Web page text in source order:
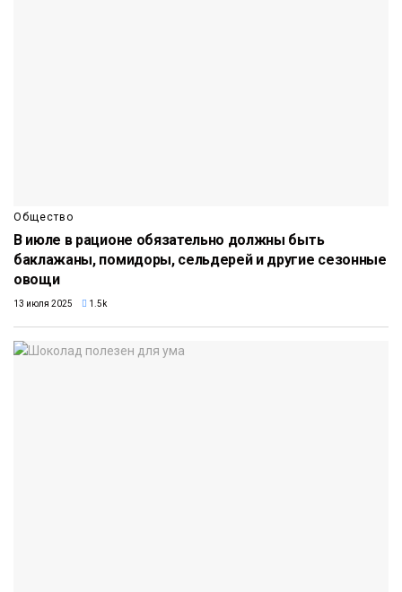
Общество
В июле в рационе обязательно должны быть
баклажаны, помидоры, сельдерей и другие сезонные
овощи
13 июля 2025 1.5k